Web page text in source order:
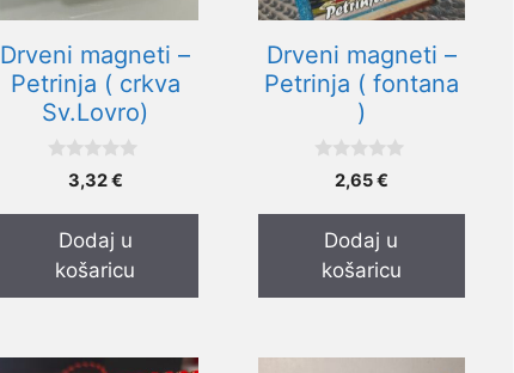
Drveni magneti –
Petrinja ( crkva
Sv.Lovro)
3,32€
Dodaj u
košaricu
Drveni magneti –
Petrinja ( fontana
)
2,65€
Dodaj u
košaricu